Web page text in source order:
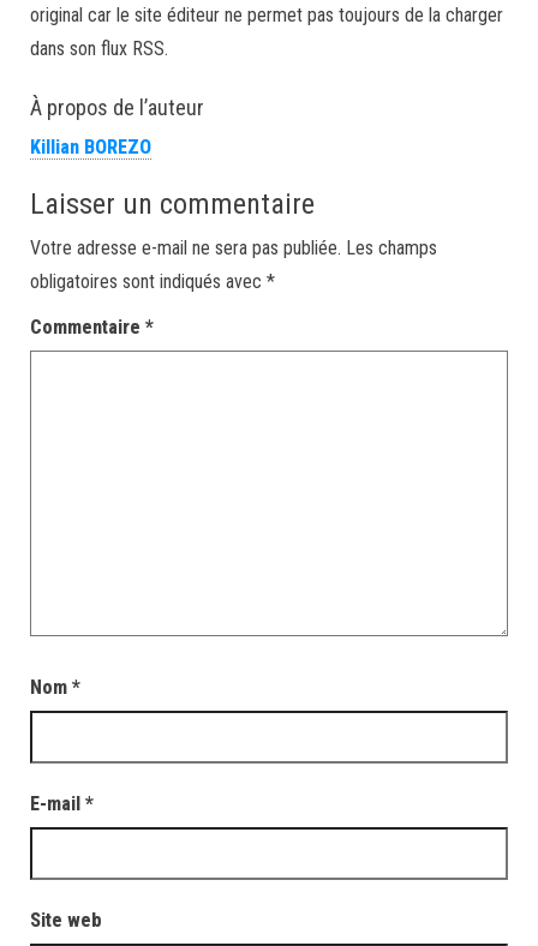
original car le site éditeur ne permet pas toujours de la charger
dans son flux RSS.
À propos de l’auteur
Killian BOREZO
Laisser un commentaire
Votre adresse e-mail ne sera pas publiée. Les champs
obligatoires sont indiqués avec *
Commentaire *
Nom *
E-mail *
Site web